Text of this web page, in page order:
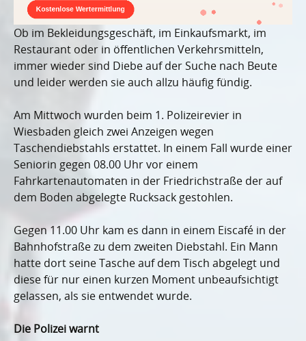
Ob im Bekleidungsgeschäft, im Einkaufsmarkt, im
Restaurant oder in öffentlichen Verkehrsmitteln,
immer wieder sind Diebe auf der Suche nach Beute
und leider werden sie auch allzu häufig fündig.
Am Mittwoch wurden beim 1. Polizeirevier in
Wiesbaden gleich zwei Anzeigen wegen
Taschendiebstahls erstattet. In einem Fall wurde einer
Seniorin gegen 08.00 Uhr vor einem
Fahrkartenautomaten in der Friedrichstraße der auf
dem Boden abgelegte Rucksack gestohlen.
Gegen 11.00 Uhr kam es dann in einem Eiscafé in der
Bahnhofstraße zu dem zweiten Diebstahl. Ein Mann
hatte dort seine Tasche auf dem Tisch abgelegt und
diese für nur einen kurzen Moment unbeaufsichtigt
gelassen, als sie entwendet wurde.
Die Polizei warnt